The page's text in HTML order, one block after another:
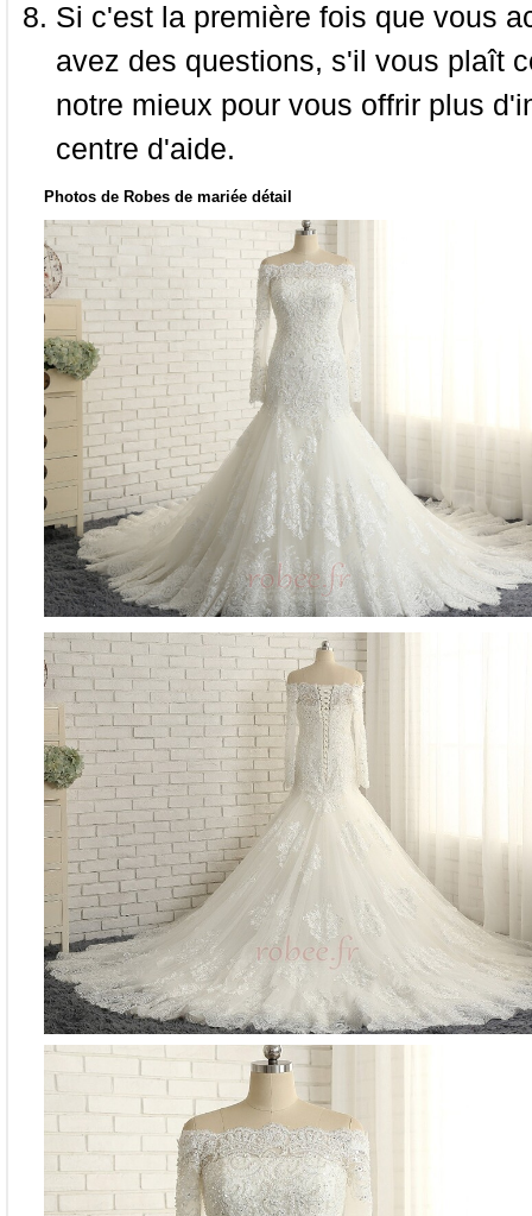
Si c'est la première fois que vous
avez des questions, s'il vous plaît
notre mieux pour vous offrir plus
centre d'aide.
Photos de Robes de mariée détail